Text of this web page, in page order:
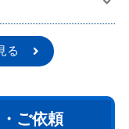
る
ご依頼